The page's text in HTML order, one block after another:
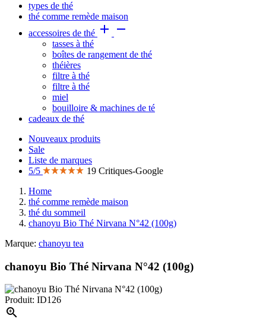
types de thé
thé comme remède maison
accessoires de thé  
tasses à thé
boîtes de rangement de thé
théières
filtre à thé
filtre à thé
miel
bouilloire & machines de té
cadeaux de thé
Nouveaux produits
Sale
Liste de marques
5/5
19 Critiques-Google
Home
thé comme remède maison
thé du sommeil
chanoyu Bio Thé Nirvana N°42 (100g)
Marque: chanoyu tea
chanoyu Bio Thé Nirvana N°42 (100g)
Produit: ID126
